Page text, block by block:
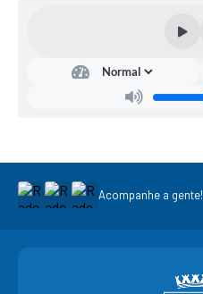
Acompanhe a gente!